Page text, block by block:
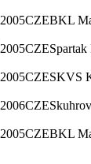
2005CZEBKL
2005CZE
2005CZESKVS
2006CZESkuhrov
2005CZEBKL